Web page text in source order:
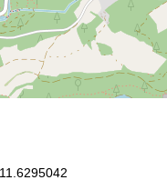
11.6295042